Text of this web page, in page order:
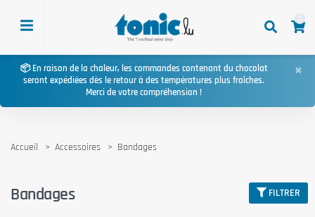
📦 En raison de la chaleur, les commandes contenant du chocolat
seront expédiées dès le retour à des températures plus fraîches.
Merci de votre compréhension !
×
Accueil Accessoires Bandages
Bandages FILTRER